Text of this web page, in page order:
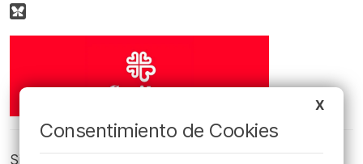
Si te gusta
X
Consentimiento de Cookies